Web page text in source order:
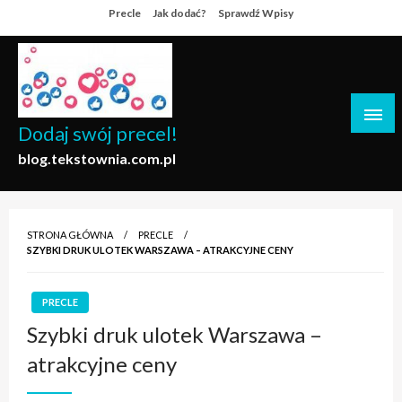
to
content
Precle Jak dodać? Sprawdź Wpisy
Dodaj swój precel!
blog.tekstownia.com.pl
STRONA GŁÓWNA
PRECLE
SZYBKI DRUK ULOTEK WARSZAWA – ATRAKCYJNE CENY
PRECLE
Szybki druk ulotek Warszawa –
atrakcyjne ceny